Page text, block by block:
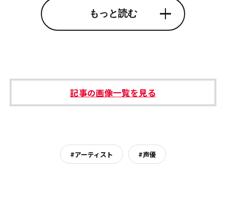
もっと読む
記事の画像一覧を見る
#アーティスト #声優